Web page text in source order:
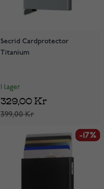
Secrid Cardprotector
Titanium
I lager
399,00 Kr
329,00 Kr
-17%
-17%